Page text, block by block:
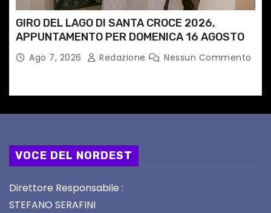
GIRO DEL LAGO DI SANTA CROCE 2026,
APPUNTAMENTO PER DOMENICA 16 AGOSTO
Ago 7, 2026 Redazione Nessun Commento
VOCE DEL NORDEST
Direttore Responsabile :
STEFANO SERAFINI